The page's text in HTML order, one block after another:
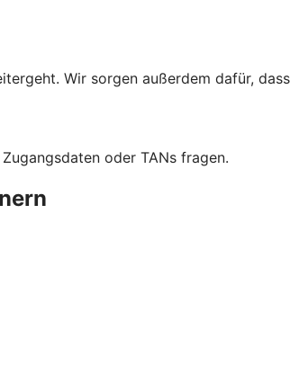
Wir sorgen außerdem dafür,
oder TANs fragen.